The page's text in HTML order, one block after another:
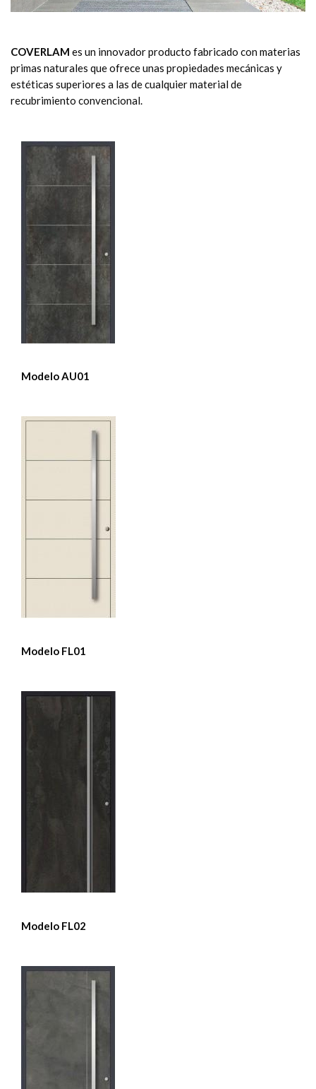
COVERLAM es un innovador producto fabricado con materias
primas naturales que ofrece unas propiedades mecánicas y
estéticas superiores a las de cualquier material de
recubrimiento convencional.
Modelo AU01
Modelo FL01
Modelo FL02